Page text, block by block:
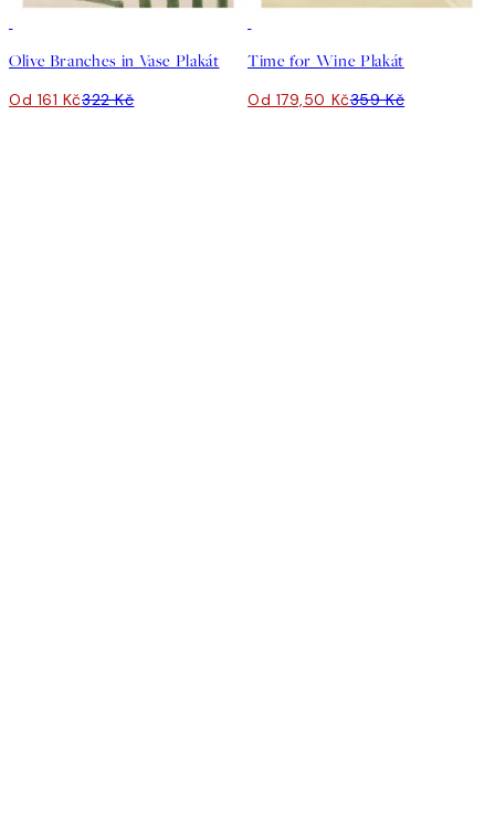
Olive Branches in Vase Plakát
Od 161 Kč322 Kč
Time for Wine Plakát
Od 179,50 Kč359 Kč